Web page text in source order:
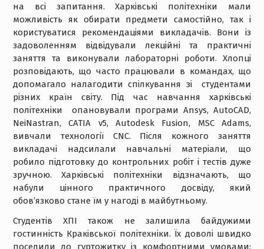
на всі запитання. Харківські політехніки мали
можливість як обирати предмети самостійно, так і
користуватися рекомендаціями викладачів. Вони із
задоволенням відвідували лекційні та практичні
заняття та виконували лабораторні роботи. Хлопці
розповідають, що часто працювали в командах, що
допомагало налагодити спілкування зі студентами
різних країн світу. Під час навчання харківські
політехніки опановували програми Ansys, AutoCAD,
NeiNastran, CATIA v5, Autodesk Fusion, MSC Adams,
вивчали технології CNC. Після кожного заняття
викладачі надсилали навчальні матеріали, що
робило підготовку до контрольних робіт і тестів дуже
зручною. Харківські політехніки відзначають, що
набули цінного практичного досвіду, який
обов’язково стане їм у нагоді в майбутньому.
Студентів ХПІ також не залишила байдужими
гостинність Краківської політехніки. Їх доволі швидко